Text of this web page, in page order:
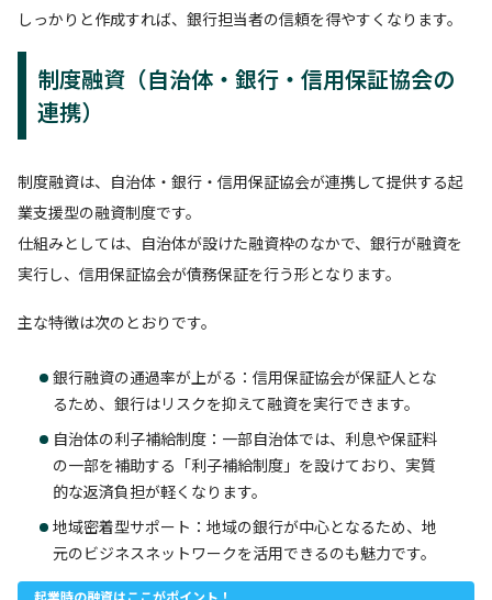
しっかりと作成すれば、銀行担当者の信頼を得やすくなります。
制度融資（自治体・銀行・信用保証協会の
連携）
制度融資は、自治体・銀行・信用保証協会が連携して提供する起
業支援型の融資制度です。
仕組みとしては、自治体が設けた融資枠のなかで、銀行が融資を
実行し、信用保証協会が債務保証を行う形となります。
主な特徴は次のとおりです。
銀行融資の通過率が上がる：信用保証協会が保証人とな
るため、銀行はリスクを抑えて融資を実行できます。
自治体の利子補給制度：一部自治体では、利息や保証料
の一部を補助する「利子補給制度」を設けており、実質
的な返済負担が軽くなります。
地域密着型サポート：地域の銀行が中心となるため、地
元のビジネスネットワークを活用できるのも魅力です。
起業時の融資はここがポイント！